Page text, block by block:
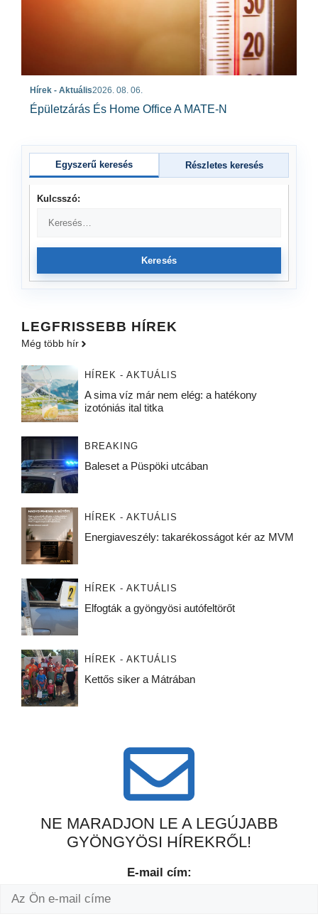
Hírek - Aktuális2026. 08. 06.
Épületzárás És Home Office A MATE-N
Egyszerű keresés Részletes keresés
Kulcsszó:
Keresés
LEGFRISSEBB HÍREK
Még több hír
HÍREK - AKTUÁLIS
A sima víz már nem elég: a hatékony
izotóniás ital titka
BREAKING
Baleset a Püspöki utcában
HÍREK - AKTUÁLIS
Energiaveszély: takarékosságot kér az MVM
HÍREK - AKTUÁLIS
Elfogták a gyöngyösi autófeltörőt
HÍREK - AKTUÁLIS
Kettős siker a Mátrában
NE MARADJON LE A LEGÚJABB
GYÖNGYÖSI HÍREKRŐL!
E-mail cím: